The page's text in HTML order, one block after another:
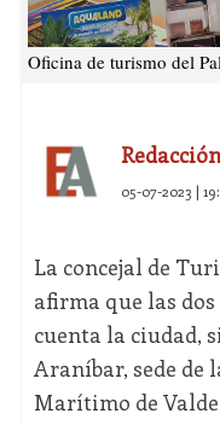
Oficina de turismo del
Redacción
05-07-2023 |
La concejal de
afirma que las
cuenta la ciudad,
Araníbar, sede de
Marítimo de